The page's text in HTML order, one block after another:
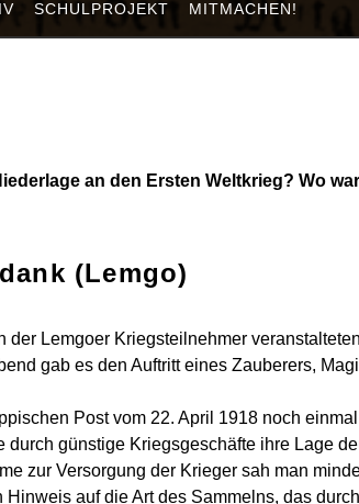
SCHULPROJEKT MITMACHEN!
an den Ersten Weltkrieg? Wo
(Lemgo)
Lemgoer Kriegsteilnehmer
gab es den Auftritt eines Zauberers,
Post vom 22. April 1918 noch
günstige Kriegsgeschäfte ihre Lage
zur Versorgung der Krieger sah man
auf die Art des Sammelns, das